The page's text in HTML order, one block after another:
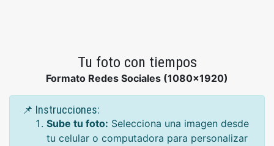
Tu foto con tiempos
Formato Redes Sociales (1080x1920)
📌 Instrucciones:
Sube tu foto: Selecciona una imagen desde
tu celular o computadora para personalizar